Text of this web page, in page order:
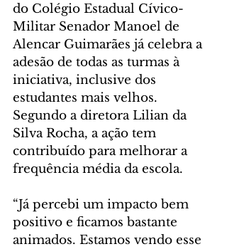
do Colégio Estadual Cívico-
Militar Senador Manoel de
Alencar Guimarães já celebra a
adesão de todas as turmas à
iniciativa, inclusive dos
estudantes mais velhos.
Segundo a diretora Lilian da
Silva Rocha, a ação tem
contribuído para melhorar a
frequência média da escola.
“Já percebi um impacto bem
positivo e ficamos bastante
animados. Estamos vendo esse